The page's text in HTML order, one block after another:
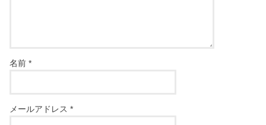
名前*
メールアドレス*